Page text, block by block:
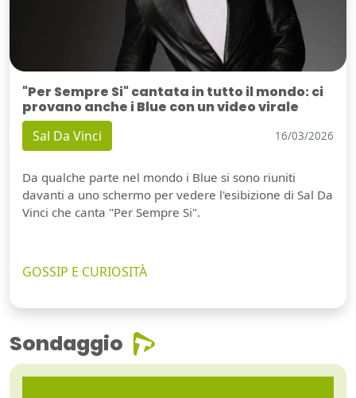
"Per Sempre Si" cantata in tutto il mondo: ci
provano anche i Blue con un video virale
Sal Da Vinci 16/03/2026
Da qualche parte nel mondo i Blue si sono riuniti
davanti a uno schermo per vedere l'esibizione di Sal Da
Vinci che canta "Per Sempre Si".
GOSSIP E CURIOSITÀ
Sondaggio